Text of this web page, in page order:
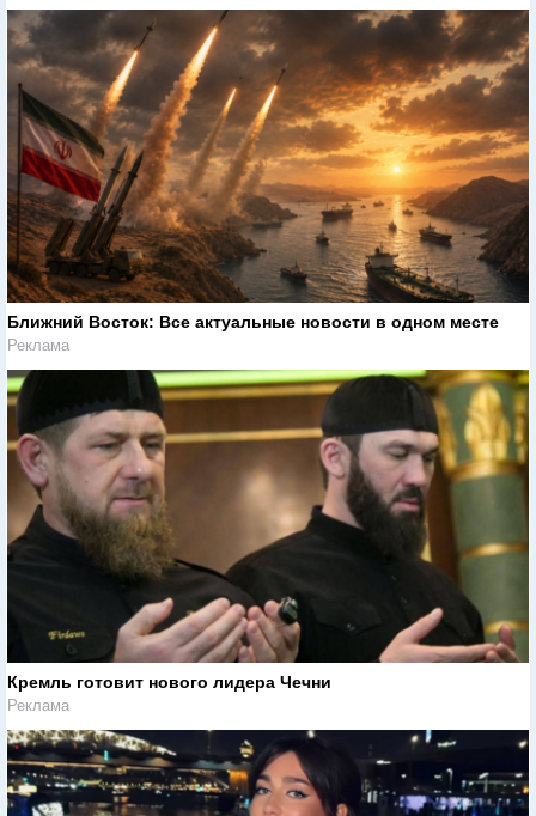
Ближний Восток: Все актуальные новости в одном месте
Реклама
Кремль готовит нового лидера Чечни
Реклама